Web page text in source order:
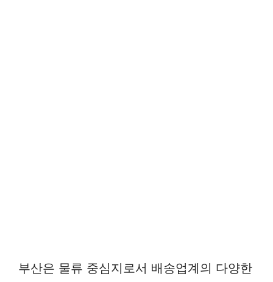
부산은 물류 중심지로서 배송업계의 다양한